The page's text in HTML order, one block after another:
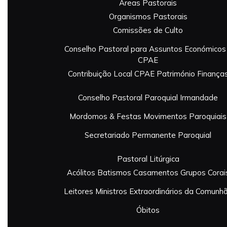
Áreas Pastorais
Organismos Pastorais
Comissões de Culto
Conselho Pastoral para Assuntos Económicos
CPAE
Contribuição Local CPAE Património
Conselho Pastoral Paroquial Irmandade
Mordomos & Festas Movimentos Paroquiais
Secretariado Permanente Paroquial
Pastoral Litúrgica
Acólitos Batismos Casamentos Grupos
Leitores Ministros Extraordinários da
Óbitos